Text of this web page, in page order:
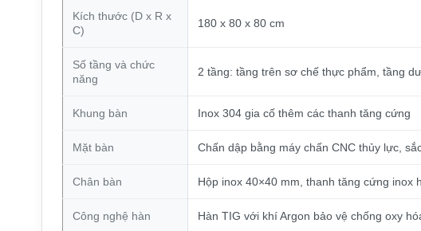
Kích thước (D x R x
C)
180 x 80 x 80 cm
Số tầng và chức
năng
2 tầng: tầng trên sơ chế thực phẩm, tầng
Khung bàn Inox 304 gia cố thêm các thanh tăng cứng
Mặt bàn Chấn dập bằng máy chấn CNC thủy lực,
Chân bàn Hộp inox 40×40 mm, thanh tăng cứng
Công nghệ hàn Hàn TIG với khí Argon bảo vệ chống oxy